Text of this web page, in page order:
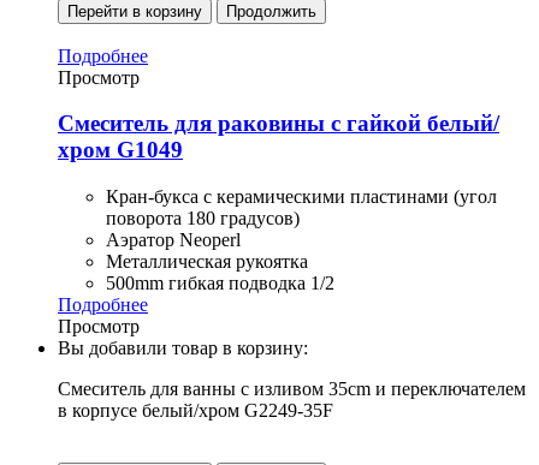
Перейти в корзину Продолжить
Подробнее
Просмотр
Смеситель для раковины с гайкой белый/
хром G1049
Кран-букса с керамическими пластинами (угол
поворота 180 градусов)
Аэратор Neoperl
Металлическая рукоятка
500mm гибкая подводка 1/2
Подробнее
Просмотр
Вы добавили товар в корзину:
Смеситель для ванны с изливом 35cm и переключателем
в корпусе белый/хром G2249-35F